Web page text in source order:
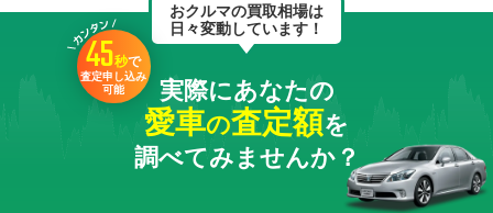
おクルマの買取相場は
日々変動しています！
45秒で
査定申し込み
可能
実際にあなたの
愛車の査定額を
調べてみませんか？